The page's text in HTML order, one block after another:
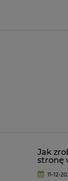
Jak
stronę
11-12-